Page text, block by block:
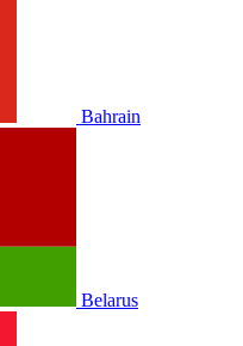
Bahrain
Belarus